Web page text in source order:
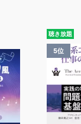
聴き放題
5位